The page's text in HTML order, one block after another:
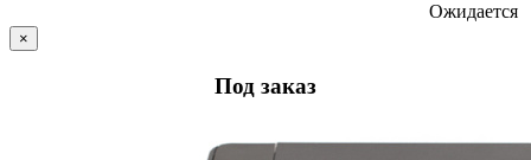
Ожидается
×
Под заказ